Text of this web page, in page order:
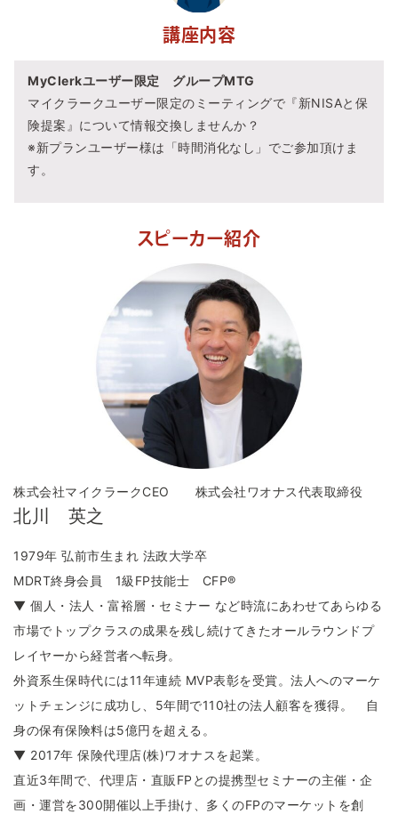
講座内容
MyClerkユーザー限定 グループMTG
マイクラークユーザー限定のミーティングで『新NISAと保
険提案』について情報交換しませんか？
※新プランユーザー様は「時間消化なし」でご参加頂けま
す。
スピーカー紹介
株式会社マイクラークCEO 株式会社ワオナス代表取締役
北川 英之
1979年 弘前市生まれ 法政大学卒
MDRT終身会員 1級FP技能士 CFP®
▼ 個人・法人・富裕層・セミナー など時流にあわせてあらゆる
市場でトップクラスの成果を残し続けてきたオールラウンドプ
レイヤーから経営者へ転身。
外資系生保時代には11年連続 MVP表彰を受賞。法人へのマーケ
ットチェンジに成功し、5年間で110社の法人顧客を獲得。 自
身の保有保険料は5億円を超える。
▼ 2017年 保険代理店(株)ワオナスを起業。
直近3年間で、代理店・直販FPとの提携型セミナーの主催・企
画・運営を300開催以上手掛け、多くのFPのマーケットを創